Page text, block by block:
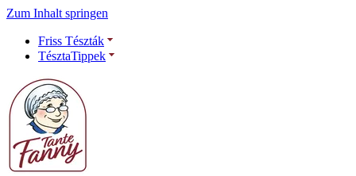
Zum Inhalt springen
Friss Tészták
TésztaTippek